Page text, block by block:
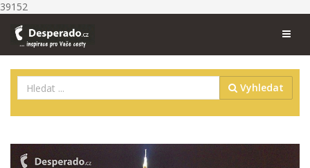
39152
Vyhledat